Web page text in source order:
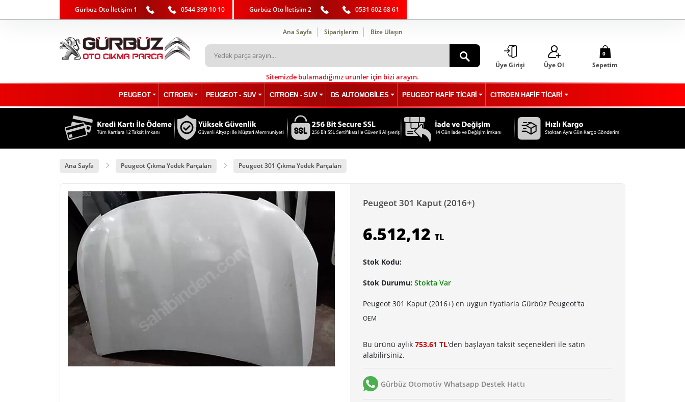
Gürbüz Oto İletişim 1 0544 399 10 10 Gürbüz Oto İletişim 2 0531 602 68 61
Ana Sayfa Siparişlerim Bize Ulaşın
Sitemizde bulamadığınız ürünler için bizi arayın.
Üye Girişi Üye Ol
0
Sepetim
PEUGEOT CITROEN PEUGEOT - SUV CITROEN - SUV DS AUTOMOBİLES PEUGEOT HAFİF TİCARİ CITROEN HAFİF TİCARİ
Ana Sayfa Peugeot Çıkma Yedek Parçaları Peugeot 301 Çıkma Yedek Parçaları
Peugeot 301 Kaput (2016+)
6.512,12 TL
Stok Kodu:
Stok Durumu: Stokta Var
Peugeot 301 Kaput (2016+) en uygun fiyatlarla Gürbüz Peugeot'ta
OEM
Bu ürünü aylık 753.61 TL'den başlayan taksit seçenekleri ile satın
alabilirsiniz.
Gürbüz Otomotiv Whatsapp Destek Hattı